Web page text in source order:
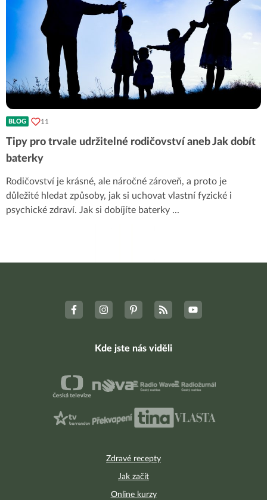
BLOG 11
Tipy pro trvale udržitelné rodičovství aneb Jak dobít
baterky
Rodičovství je krásné, ale náročné zároveň, a proto je
důležité hledat způsoby, jak si uchovat vlastní fyzické i
psychické zdraví. Jak si dobíjíte baterky ...
Zdravé recepty
Jak začít
Online kurzy
Kde jste nás viděli